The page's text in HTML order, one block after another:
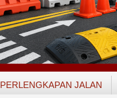
PERLENGKAPAN JALAN